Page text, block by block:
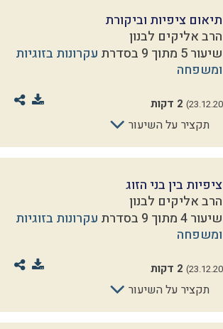
תיאום ציפיות וביקורת
הרב אליקים לבנון
שיעור 5 מתוך 9 בסדרת
עקרונות בזוגיות
ומשפחה
2 דקות
תקציר על השיעור
ציפיות בין בני הזוג
הרב אליקים לבנון
שיעור 4 מתוך 9 בסדרת
עקרונות בזוגיות
ומשפחה
2 דקות
תקציר על השיעור